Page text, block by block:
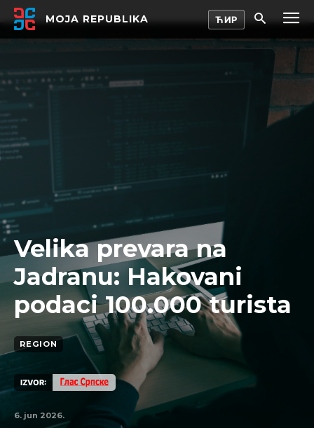
MOJA REPUBLIKA
Velika prevara na
Jadranu: Hakovani
podaci 100.000 turista
REGION
IZVOR:
6. jun 2026.